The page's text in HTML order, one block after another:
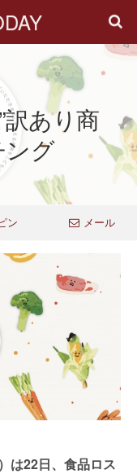
あり商
ング
ン メール
は22日、食品ロス